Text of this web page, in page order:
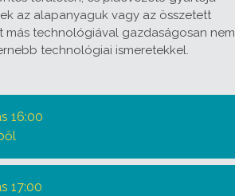
az alapanyaguk vagy az összetett
más technológiával gazdaságosan nem
technológiai ismeretekkel.
16:00
17:00